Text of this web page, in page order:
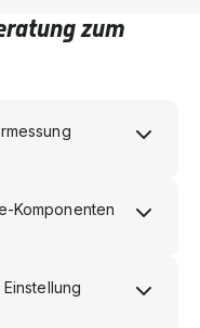
zum
Komponenten